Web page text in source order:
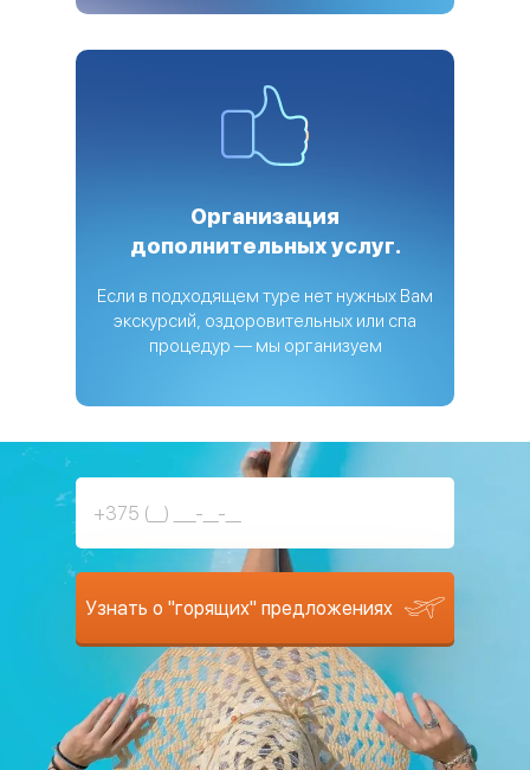
Организация
дополнительных услуг.
Если в подходящем туре нет нужных Вам
экскурсий, оздоровительных или спа
процедур — мы организуем
Узнать о "горящих" предложениях